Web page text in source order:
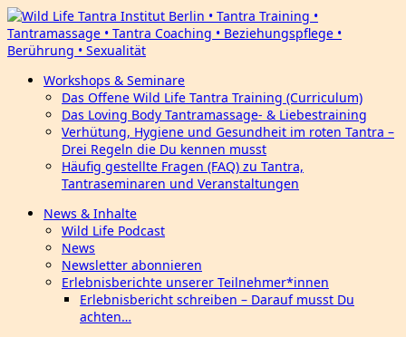
Workshops & Seminare
Das Offene Wild Life Tantra Training (Curriculum)
Das Loving Body Tantramassage- & Liebestraining
Verhütung, Hygiene und Gesundheit im roten Tantra –
Drei Regeln die Du kennen musst
Häufig gestellte Fragen (FAQ) zu Tantra,
Tantraseminaren und Veranstaltungen
News & Inhalte
Wild Life Podcast
News
Newsletter abonnieren
Erlebnisberichte unserer Teilnehmer*innen
Erlebnisbericht schreiben – Darauf musst Du
achten…